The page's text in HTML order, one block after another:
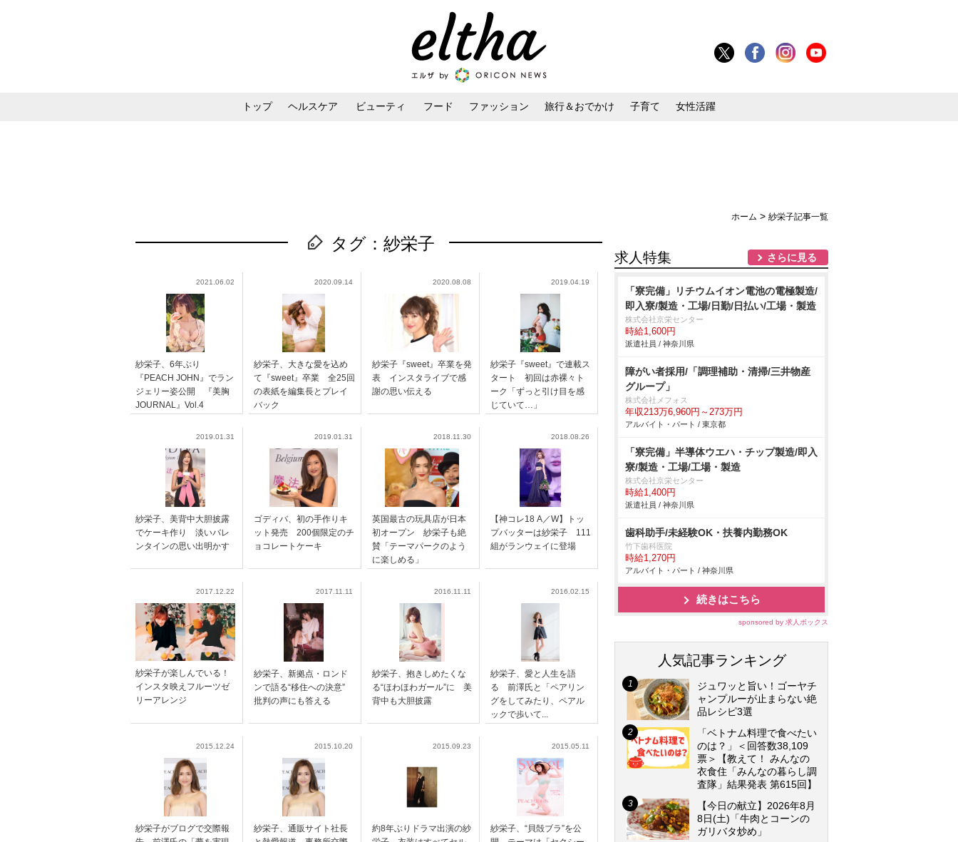
トップ ヘルスケア ビューティ フード ファッション 旅行＆おでかけ 子育て 女性活躍
ホーム > 紗栄子記事一覧
タグ：紗栄子
2021.06.02
紗栄子、6年ぶり
『PEACH JOHN』でラン
ジェリー姿公開 『美胸
JOURNAL』Vol.4
2020.09.14
紗栄子、大きな愛を込め
て『sweet』卒業 全25回
の表紙を編集長とプレイ
バック
2020.08.08
紗栄子『sweet』卒業を発
表 インスタライブで感
謝の思い伝える
2019.04.19
紗栄子『sweet』で連載ス
タート 初回は赤裸々ト
ーク「ずっと引け目を感
じていて…」
2019.01.31
紗栄子、美背中大胆披露
でケーキ作り 淡いバレ
ンタインの思い出明かす
2019.01.31
ゴディバ、初の手作りキ
ット発売 200個限定のチ
ョコレートケーキ
2018.11.30
英国最古の玩具店が日本
初オープン 紗栄子も絶
賛「テーマパークのよう
に楽しめる」
2018.08.26
【神コレ18 A／W】トッ
プバッターは紗栄子 111
組がランウェイに登場
2017.12.22
紗栄子が楽しんでいる！
インスタ映えフルーツゼ
リーアレンジ
2017.11.11
紗栄子、新拠点・ロンド
ンで語る“移住への決意”
批判の声にも答える
2016.11.11
紗栄子、抱きしめたくな
る“ほわほわガール”に 美
背中も大胆披露
2016.02.15
紗栄子、愛と人生を語
る 前澤氏と「ペアリン
グをしてみたり、ペアル
ックで歩いて...
2015.12.24
紗栄子がブログで交際報
2015.10.20
紗栄子、通販サイト社長
2015.09.23
約8年ぶりドラマ出演の紗
2015.05.11
紗栄子、“貝殻ブラ”を公
求人特集 さらに見る
「寮完備」リチウムイオン電池の電極製造/
即入寮/製造・工場/日勤/日払い/工場・製造
株式会社京栄センター
時給1,600円
派遣社員 / 神奈川県
障がい者採用/「調理補助・清掃/三井物産
グループ」
株式会社メフォス
年収213万6,960円～273万円
アルバイト・パート / 東京都
「寮完備」半導体ウエハ・チップ製造/即入
寮/製造・工場/工場・製造
株式会社京栄センター
時給1,400円
派遣社員 / 神奈川県
歯科助手/未経験OK・扶養内勤務OK
竹下歯科医院
時給1,270円
アルバイト・パート / 神奈川県
続きはこちら
sponsored by 求人ボックス
人気記事ランキング
ジュワッと旨い！ゴーヤチ
ャンプルーが止まらない絶
品レシピ3選
「ベトナム料理で食べたい
のは？」＜回答数38,109
票＞【教えて！ みんなの
衣食住「みんなの暮らし調
査隊」結果発表 第615回】
【今日の献立】2026年8月
8日(土)「牛肉とコーンの
ガリバタ炒め」